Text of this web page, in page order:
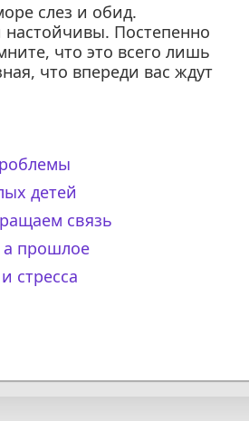
слез и обид.
настойчивы. Постепенно
что это всего лишь
что впереди вас ждут
детей
связь
прошлое
стресса